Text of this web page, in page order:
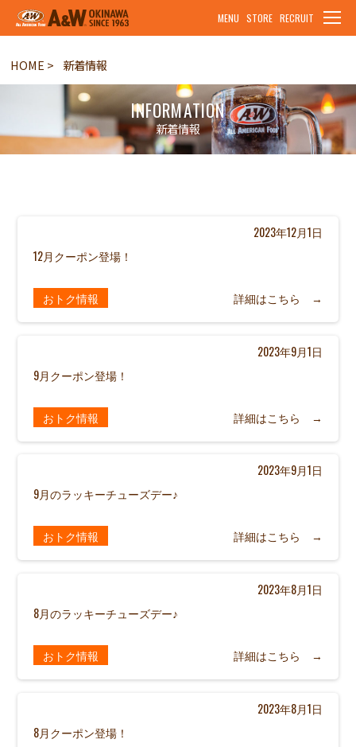
MENU STORE RECRUIT
INFORMATION
新着情報
HOME 新着情報
2023年12月1日
12月クーポン登場！
おトク情報 詳細はこちら →
2023年9月1日
9月クーポン登場！
おトク情報 詳細はこちら →
2023年9月1日
9月のラッキーチューズデー♪
おトク情報 詳細はこちら →
2023年8月1日
8月のラッキーチューズデー♪
おトク情報 詳細はこちら →
2023年8月1日
8月クーポン登場！